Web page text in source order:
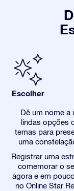
Escolher
Dê um nome a
lindas opções
temas para
uma
Registrar uma
comemorar o
agora e em
no Online Star